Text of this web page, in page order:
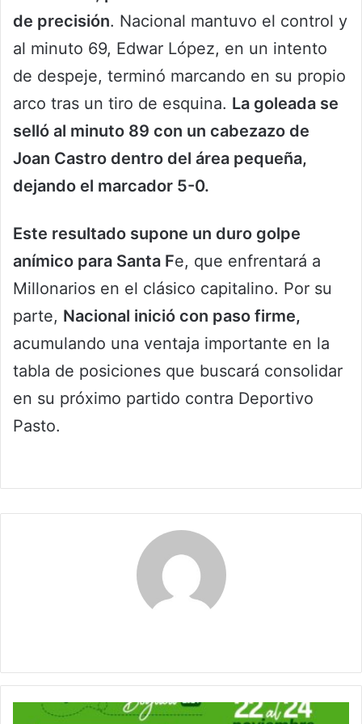
de precisión. Nacional mantuvo el control y
al minuto 69, Edwar López, en un intento
de despeje, terminó marcando en su propio
arco tras un tiro de esquina. La goleada se
selló al minuto 89 con un cabezazo de
Joan Castro dentro del área pequeña,
dejando el marcador 5-0.
Este resultado supone un duro golpe
anímico para Santa Fe, que enfrentará a
Millonarios en el clásico capitalino. Por su
parte, Nacional inició con paso firme,
acumulando una ventaja importante en la
tabla de posiciones que buscará consolidar
en su próximo partido contra Deportivo
Pasto.